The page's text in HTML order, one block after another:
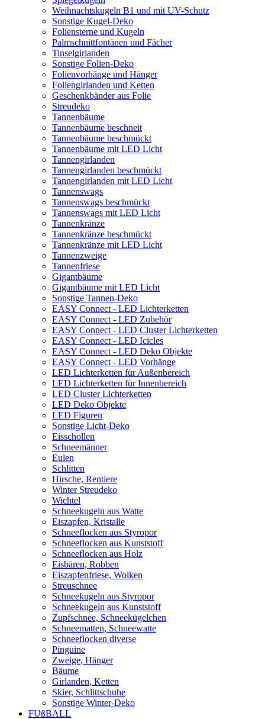
Weihnachtskugeln B1 und mit UV-Schutz
Sonstige Kugel-Deko
Foliensterne und Kugeln
Palmschnittfontänen und Fächer
Tinselgirlanden
Sonstige Folien-Deko
Folienvorhänge und Hänger
Foliengirlanden und Ketten
Geschenkbänder aus Folie
Streudeko
Tannenbäume
Tannenbäume beschneit
Tannenbäume beschmückt
Tannenbäume mit LED Licht
Tannengirlanden
Tannengirlanden beschmückt
Tannengirlanden mit LED Licht
Tannenswags
Tannenswags beschmückt
Tannenswags mit LED Licht
Tannenkränze
Tannenkränze beschmückt
Tannenkränze mit LED Licht
Tannenzweige
Tannenfriese
Gigantbäume
Gigantbäume mit LED Licht
Sonstige Tannen-Deko
EASY Connect - LED Lichterketten
EASY Connect - LED Zubehör
EASY Connect - LED Cluster Lichterketten
EASY Connect - LED Icicles
EASY Connect - LED Deko Objekte
EASY Connect - LED Vorhänge
LED Lichterketten für Außenbereich
LED Lichterketten für Innenbereich
LED Cluster Lichterketten
LED Deko Objekte
LED Figuren
Sonstige Licht-Deko
Eisschollen
Schneemänner
Eulen
Schlitten
Hirsche, Rentiere
Winter Streudeko
Wichtel
Schneekugeln aus Watte
Eiszapfen, Kristalle
Schneeflocken aus Styropor
Schneeflocken aus Kunststoff
Schneeflocken aus Holz
Eisbären, Robben
Eiszapfenfriese, Wolken
Streuschnee
Schneekugeln aus Styropor
Schneekugeln aus Kunststoff
Zupfschnee, Schneekügelchen
Schneematten, Schneewatte
Schneeflocken diverse
Pinguine
Zweige, Hänger
Bäume
Girlanden, Ketten
Skier, Schlittschuhe
Sonstige Winter-Deko
FUßBALL